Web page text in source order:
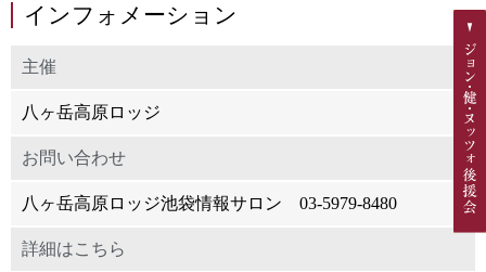
インフォメーション
主催
八ヶ岳高原ロッジ
お問い合わせ
八ヶ岳高原ロッジ池袋情報サロン 03-5979-8480
詳細はこちら